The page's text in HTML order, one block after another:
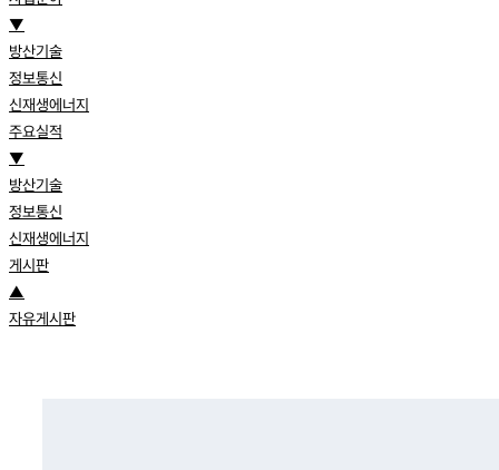
▼
방산기술
정보통신
신재생에너지
주요실적
▼
방산기술
정보통신
신재생에너지
게시판
▲
자유게시판